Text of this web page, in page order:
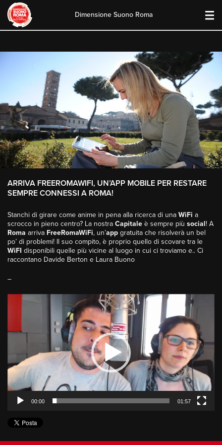
content
Dimensione Suono Roma
ARRIVA FREEROMAWIFI, UN’APP MOBILE PER RESTARE
SEMPRE CONNESSI A ROMA!
Stanchi di girare come anime in pena alla ricerca di una WiFi a
scrocco in pieno centro? La nostra Capitale è sempre più social! A
Roma arriva FreeRomaWiFi, un’app gratuita che risolverà un bel
po’ di problemi! Il suo compito, è proprio quello di scovare tra le
WiFI disponibili quelle più vicine al luogo in cui ci troviamo e.. Ci
raccontano Davide Berton e Laura Buono
–
00:00 01:57